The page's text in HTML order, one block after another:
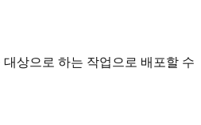
상으로 하는 작업으로 배포할 수